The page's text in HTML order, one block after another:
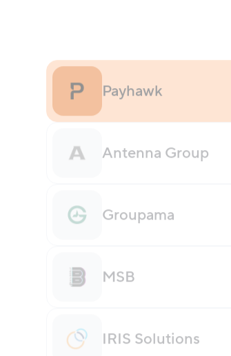
Payhawk
Antenna Group
Groupama
MSB
IRIS Solutions